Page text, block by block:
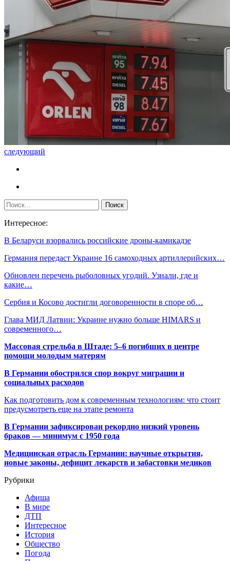
следующий
Интересное:
В Беларуси взорвались российские дроны-камикадзе
Германия передаст Украине 16 самоходных артиллерийских…
Обновлен перечень рыболовных угодий. Узнали, где и
какие…
Сербия и Косово достигли договоренности в споре об…
Глава МИД Латвии: Украине нужно больше HIMARS и
современного…
Массовая стрельба в Штаде: 5–6 погибших в центре
помощи молодым матерям
В Германии обострился спор вокруг миграции и
социальных расходов
Как подготовить дом к современным технологиям: что стоит
предусмотреть еще на этапе ремонта
В Германии зафиксирован рекордно низкий уровень
браков — минимум с 1950 года
Медицинская отрасль Германии: научные открытия,
новые законы, дефицит лекарств и забастовки медиков
Рубрики
Афиша
В мире
ДТП
Интересное
История
Общество
Погода